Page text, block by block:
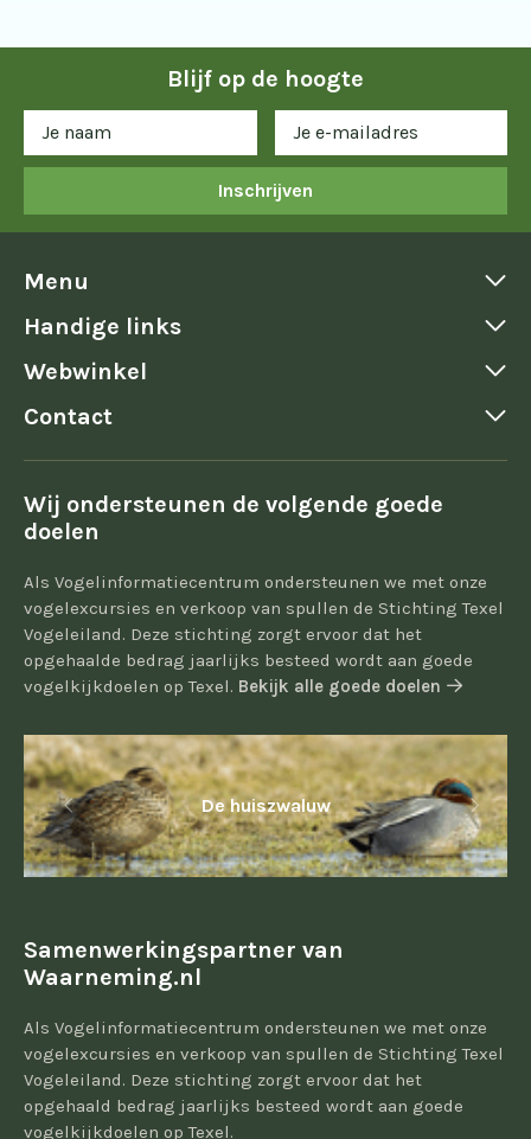
Blijf op de hoogte
Inschrijven
Menu
Handige links
Webwinkel
Contact
Wij ondersteunen de volgende goede
doelen
Als Vogelinformatiecentrum ondersteunen we met onze
vogelexcursies en verkoop van spullen de Stichting Texel
Vogeleiland. Deze stichting zorgt ervoor dat het
opgehaalde bedrag jaarlijks besteed wordt aan goede
vogelkijkdoelen op Texel. Bekijk alle goede doelen
De huiszwaluw
Samenwerkingspartner van
Waarneming.nl
Als Vogelinformatiecentrum ondersteunen we met onze
vogelexcursies en verkoop van spullen de Stichting Texel
Vogeleiland. Deze stichting zorgt ervoor dat het
opgehaald bedrag jaarlijks besteed wordt aan goede
vogelkijkdoelen op Texel.